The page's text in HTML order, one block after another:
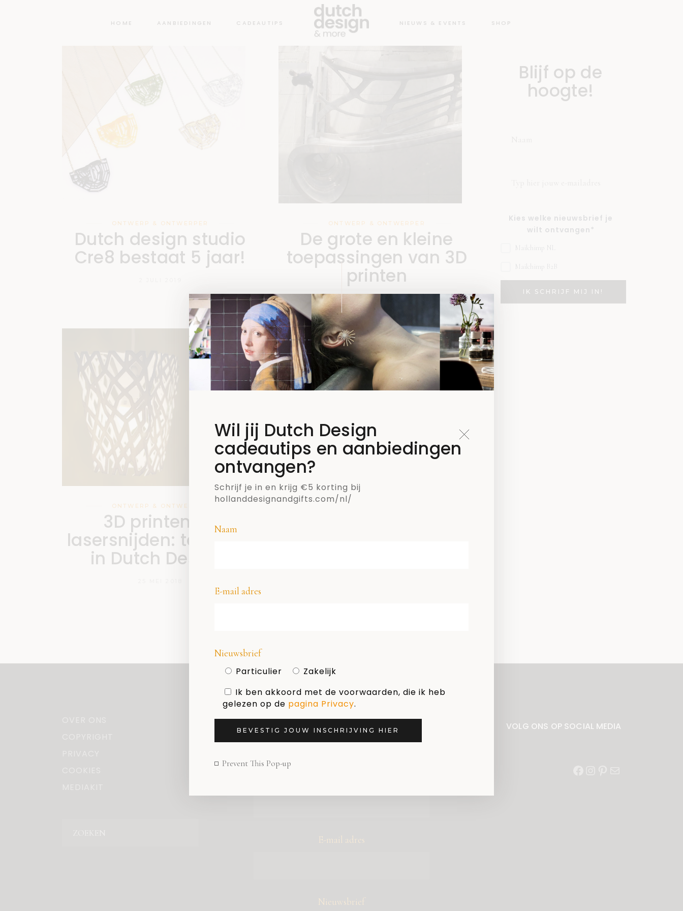
Wil jij Dutch Design
cadeautips en aanbiedingen
ontvangen?
Schrijf je in en krijg €5 korting bij
hollanddesignandgifts.com/nl/
Naam
E-mail adres
Nieuwsbrief
Particulier
Zakelijk
Ik ben akkoord met de voorwaarden, die ik heb
gelezen op de pagina Privacy.
BEVESTIG JOUW INSCHRIJVING HIER
Prevent This Pop-up
HOME AANBIEDINGEN CADEAUTIPS NIEUWS & EVENTS SHOP
ONTWERP & ONTWERPER
Dutch design studio
Cre8 bestaat 5 jaar!
ONTWERP & ONTWERPER
De grote en kleine
toepassingen van 3D
printen
19 OKTOBER 2018
ONTWERP & ONTWERPER
3D printen en
lasersnijden: techniek
in Dutch Design!
Blijf op de
hoogte!
Kies welke nieuwsbrief je
wilt ontvangen*
Mailchimp NL
Mailchimp B2B
SCHRIJF JE IN VOOR DE NIEUWSBRIEF VAN
E-mail adres
Nieuwsbrief
VOLG ONS OP SOCIAL MEDIA